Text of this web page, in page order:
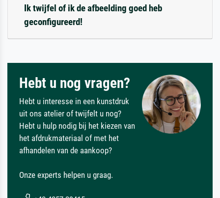
Ik twijfel of ik de afbeelding goed heb
geconfigureerd!
Hebt u nog vragen?
Hebt u interesse in een kunstdruk
uit ons atelier of twijfelt u nog?
Hebt u hulp nodig bij het kiezen van
het afdrukmateriaal of met het
afhandelen van de aankoop?
Onze experts helpen u graag.